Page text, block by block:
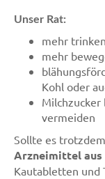
Unser Rat:
mehr trinken
mehr
Kohl oder
vermeiden
Sollte es
Arzneimittel
Kautabletten und